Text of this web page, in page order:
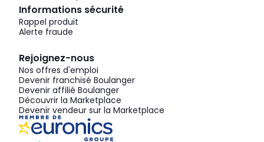
Informations sécurité
Rappel produit
Alerte fraude
Rejoignez-nous
Nos offres d'emploi
Devenir franchisé Boulanger
Devenir affilié Boulanger
Découvrir la Marketplace
Devenir vendeur sur la Marketplace